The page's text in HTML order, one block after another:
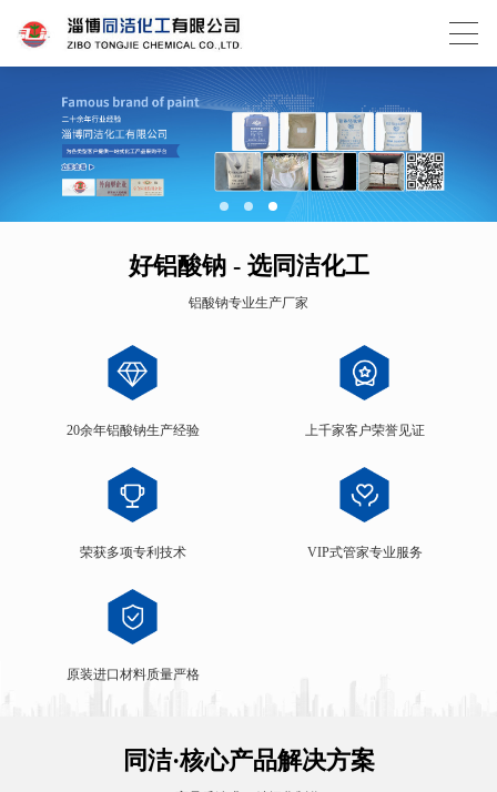
好铝酸钠 - 选同洁化工
铝酸钠专业生产厂家
20余年铝酸钠生产经验 上千家客户荣誉见证
荣获多项专利技术 VIP式管家专业服务
原装进口材料质量严格
同洁·核心产品解决方案